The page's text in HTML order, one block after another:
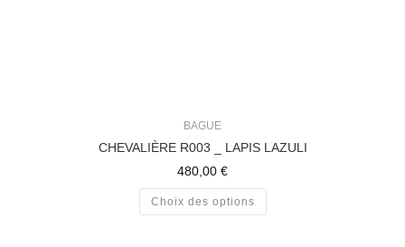
BAGUE
CHEVALIÈRE R003 _ LAPIS LAZULI
480,00 €
Choix des options